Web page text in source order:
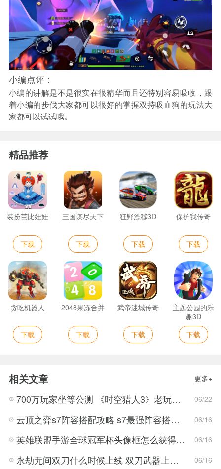
小编点评：
小编的讲解是不是很实在很精华而且还特别容易吸收，跟
着小编的步伐大家都可以很好的掌握双持吸血狗的玩法大
家都可以试试哦。
精品推荐
装扮芭比娃娃
下载
三国谋尽天下
下载
狂野漂移3D
下载
保护我传奇
下载
贪吃机器人
下载
2048果冻合并
下载
武帝迷城传奇
下载
主题公园的乐
趣3D
下载
相关文章 更多+
700万玩家坐等公测 《时空猎人3》老玩家加速回归! 06/22
云顶之弈s7阵容搭配攻略 s7最强阵容搭配组成大全最新 06/16
英雄联盟手游全球冠军杯头像框怎么获得 LOL手游2022全球冠军杯头像框领取活动 06/16
永劫无间双刀什么时候上线 双刀武器上线时间说明与分享 06/16